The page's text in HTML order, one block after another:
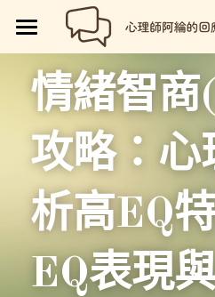
回應心理學
📗回應心理學
💼【就享知】職場專欄
好人卡計畫
🏷️好人卡「給予祝
邀請戀愛學
邀請戀愛學
😍性愛玩樂
😄親密連結
💔總是愛錯人【專欄】
💖讓操控失效【專欄】
品牌流程設計
💡品牌流程設計
🖥️7天網站架設
關於我
😱我是阿綸
📝所有文章
情緒智商
攻略：心
析高EQ
EQ表現